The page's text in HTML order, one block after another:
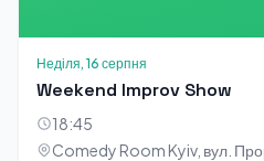
Неділя, 16 серпня
Weekend Improv Show
18:45
Comedy Room Kyiv, вул.